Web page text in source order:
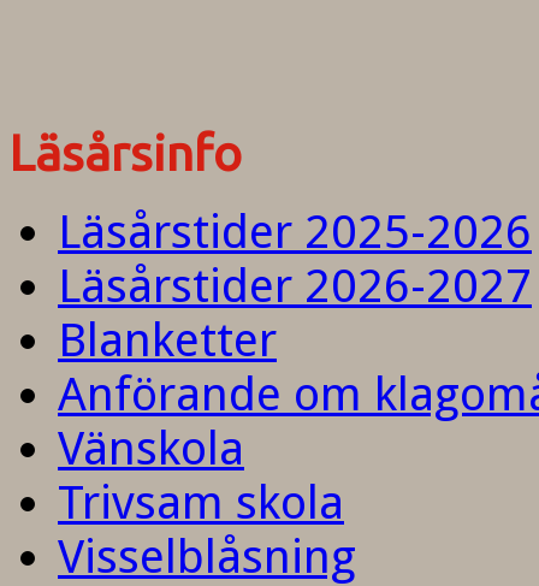
Läsårsinfo
Läsårstider 2025-2026
Läsårstider 2026-2027
Blanketter
Anförande om
Vänskola
Trivsam skola
Visselblåsning